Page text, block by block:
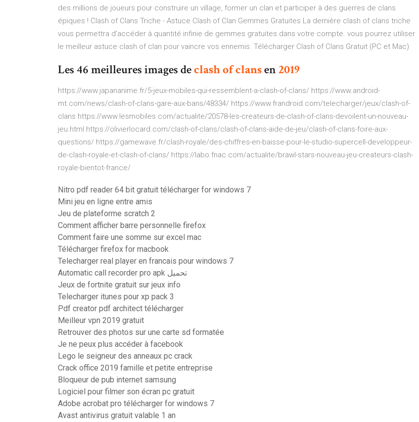
des millions de joueurs pour construire un village, former un clan et participer à des guerres de clans
épiques ! Clash of Clans Triche - Astuce Clash of Clan Gemmes Gratuites La dernière clash of clans triche
vous permettra d'accéder à quantité infinie de gemmes gratuites dans votre compte. vous pourrez utiliser
le meilleur astuce clash of clan pour vaincre vos ennemis. Télécharger Clash of Clans Gratuit (PC et Mac)
Les 46 meilleures images declashofclansen2019
https://www.japananime.fr/5-jeux-mobiles-qui-ressemblent-a-clash-of-clans/ https://www.android-
mt.com/news/clash-of-clans-gare-aux-bans/48334/ https://www.frandroid.com/telecharger/jeux/clash-of-
clans https://www.lesmobiles.com/actualite/20578-les-createurs-de-clash-of-clans-devoilent-un-nouveau-
jeu.html https://olivierlocard.com/clash-of-clans/clash-of-clans-aide-de-jeu/clash-of-clans-foire-aux-
questions/ https://gamewave.fr/clash-royale/des-chiffres-en-baisse-pour-le-studio-supercell-developpeur-
de-clash-royale-et-clash-of-clans/ https://labo.fnac.com/actualite/brawl-stars-nouveau-jeu-createurs-clash-
royale-bientot-france/
Nitro pdf reader 64 bit gratuit télécharger for windows 7
Mini jeu en ligne entre amis
Jeu de plateforme scratch 2
Comment afficher barre personnelle firefox
Comment faire une somme sur excel mac
Télécharger firefox for macbook
Telecharger real player en francais pour windows 7
Automatic call recorder pro apk تحميل
Jeux de fortnite gratuit sur jeux info
Telecharger itunes pour xp pack 3
Pdf creator pdf architect télécharger
Meilleur vpn 2019 gratuit
Retrouver des photos sur une carte sd formatée
Je ne peux plus accéder à facebook
Lego le seigneur des anneaux pc crack
Crack office 2019 famille et petite entreprise
Bloqueur de pub internet samsung
Logiciel pour filmer son écran pc gratuit
Adobe acrobat pro télécharger for windows 7
Avast antivirus gratuit valable 1 an